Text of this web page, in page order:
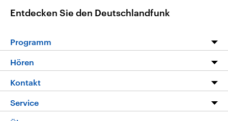
Entdecken Sie den Deutschlandfunk
Programm
Programm
Die Nachrichten
Nachrichtenleicht
Hören
Livestream
Podcasts
Kontakt
Hörerservice
Service